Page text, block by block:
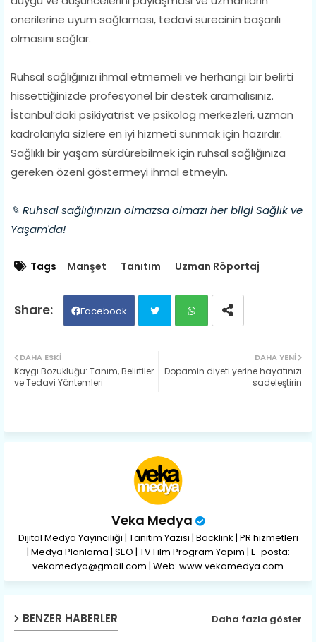
önerilerine uyum sağlaması, tedavi sürecinin başarılı
olmasını sağlar.
Ruhsal sağlığınızı ihmal etmemeli ve herhangi bir belirti
hissettiğinizde profesyonel bir destek aramalısınız.
İstanbul’daki psikiyatrist ve psikolog merkezleri, uzman
kadrolarıyla sizlere en iyi hizmeti sunmak için hazırdır.
Sağlıklı bir yaşam sürdürebilmek için ruhsal sağlığınıza
gereken özeni göstermeyi ihmal etmeyin.
✎ Ruhsal sağlığınızın olmazsa olmazı her bilgi Sağlık ve
Yaşam'da!
Tags Manşet Tanıtım Uzman Röportaj
Facebook
ter ats
DAHA YENI
Dopamin diyeti yerine hayatınızı
sadeleştirin
DAHA ESKI
Kaygı Bozukluğu: Tanım, Belirtiler
ve Tedavi Yöntemleri
Veka Medya
Dijital Medya Yayıncılığı | Tanıtım Yazısı | Backlink | PR hizmetleri
| Medya Planlama | SEO | TV Film Program Yapım | E-posta:
vekamedya@gmail.com | Web: www.vekamedya.com
BENZER HABERLER Daha fazla göster